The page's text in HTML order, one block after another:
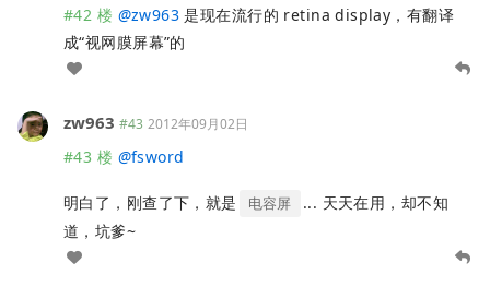
#42 楼 @zw963 是现在流行的 retina display，有翻译
成“视网膜屏幕”的
zw963 #43 2012年09月02日
#43 楼 @fsword
明白了，刚查了下，就是 电容屏
... 天天在用，却不知
道，坑爹~